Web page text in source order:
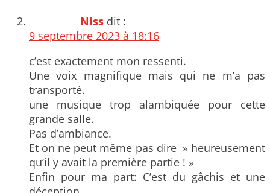
Niss dit :
9 septembre 2023 à 18:16
c’est exactement mon ressenti.
Une voix magnifique mais qui ne m’a pas
transporté.
une musique trop alambiquée pour cette
grande salle.
Pas d’ambiance.
Et on ne peut même pas dire » heureusement
qu’il y avait la première partie ! »
Enfin pour ma part: C’est du gâchis et une